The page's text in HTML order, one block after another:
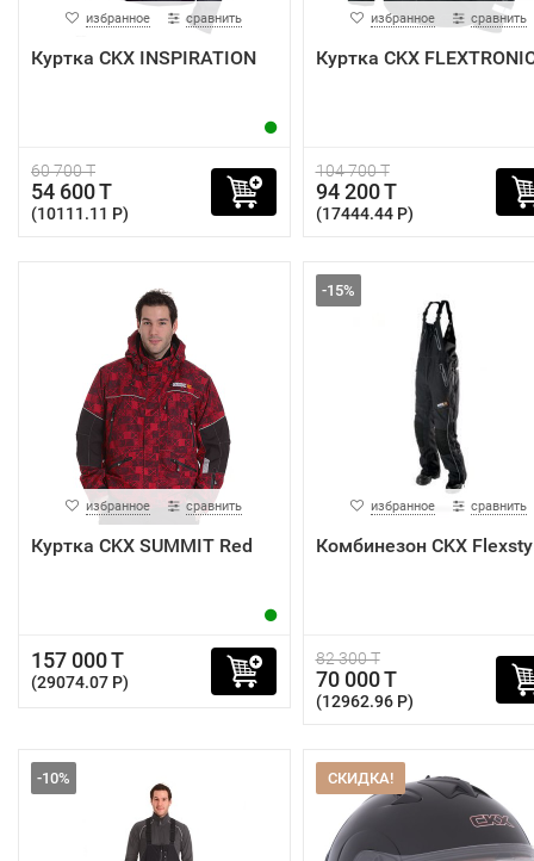
избранное сравнить
Куртка CKX INSPIRATION
60 700 T
54 600 T
(10111.11 P)
избранное сравнить
Куртка CKX
104 700 T
94 200 T
(17444.44 P)
избранное сравнить
Куртка CKX SUMMIT Red
157 000 T
(29074.07 P)
-15%
избранное сравнить
Комбинезон CKX
82 300 T
70 000 T
(12962.96 P)
-10% СКИДКА!